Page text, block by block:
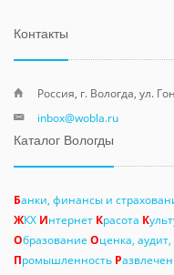
Контакты
Россия, г. Вологда, ул.
inbox@wobla.ru
Каталог Вологды
Банки, финансы и
ЖКХ Интернет Красота К
Образование Оценка, аудит,
Промышленность Р